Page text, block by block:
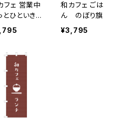
フェ 営業中
とひといき…
のぼり旗
和カフェ ごは
ん のぼり旗
¥3,795